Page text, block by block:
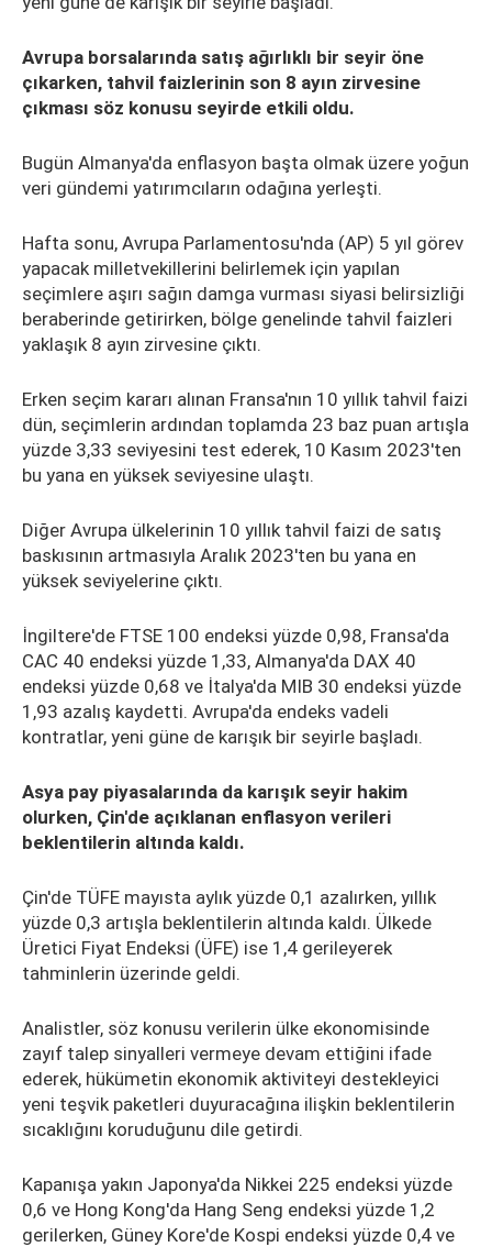
Avrupa borsalarında satış ağırlıklı bir seyir öne
çıkarken, tahvil faizlerinin son 8 ayın zirvesine
çıkması söz konusu seyirde etkili oldu.
Bugün Almanya'da enflasyon başta olmak üzere yoğun
veri gündemi yatırımcıların odağına yerleşti.
Hafta sonu, Avrupa Parlamentosu'nda (AP) 5 yıl görev
yapacak milletvekillerini belirlemek için yapılan
seçimlere aşırı sağın damga vurması siyasi belirsizliği
beraberinde getirirken, bölge genelinde tahvil faizleri
yaklaşık 8 ayın zirvesine çıktı.
Erken seçim kararı alınan Fransa'nın 10 yıllık tahvil faizi
dün, seçimlerin ardından toplamda 23 baz puan artışla
yüzde 3,33 seviyesini test ederek, 10 Kasım 2023'ten
bu yana en yüksek seviyesine ulaştı.
Diğer Avrupa ülkelerinin 10 yıllık tahvil faizi de satış
baskısının artmasıyla Aralık 2023'ten bu yana en
yüksek seviyelerine çıktı.
İngiltere'de FTSE 100 endeksi yüzde 0,98, Fransa'da
CAC 40 endeksi yüzde 1,33, Almanya'da DAX 40
endeksi yüzde 0,68 ve İtalya'da MIB 30 endeksi yüzde
1,93 azalış kaydetti. Avrupa'da endeks vadeli
kontratlar, yeni güne de karışık bir seyirle başladı.
Asya pay piyasalarında da karışık seyir hakim
olurken, Çin'de açıklanan enflasyon verileri
beklentilerin altında kaldı.
Çin'de TÜFE mayısta aylık yüzde 0,1 azalırken, yıllık
yüzde 0,3 artışla beklentilerin altında kaldı. Ülkede
Üretici Fiyat Endeksi (ÜFE) ise 1,4 gerileyerek
tahminlerin üzerinde geldi.
Analistler, söz konusu verilerin ülke ekonomisinde
zayıf talep sinyalleri vermeye devam ettiğini ifade
ederek, hükümetin ekonomik aktiviteyi destekleyici
yeni teşvik paketleri duyuracağına ilişkin beklentilerin
sıcaklığını koruduğunu dile getirdi.
Kapanışa yakın Japonya'da Nikkei 225 endeksi yüzde
0,6 ve Hong Kong'da Hang Seng endeksi yüzde 1,2
gerilerken, Güney Kore'de Kospi endeksi yüzde 0,4 ve